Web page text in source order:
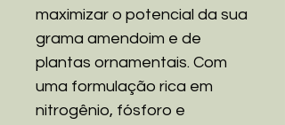
maximizar o potencial da sua
grama amendoim e de
plantas ornamentais. Com
uma formulação rica em
nitrogênio, fósforo e